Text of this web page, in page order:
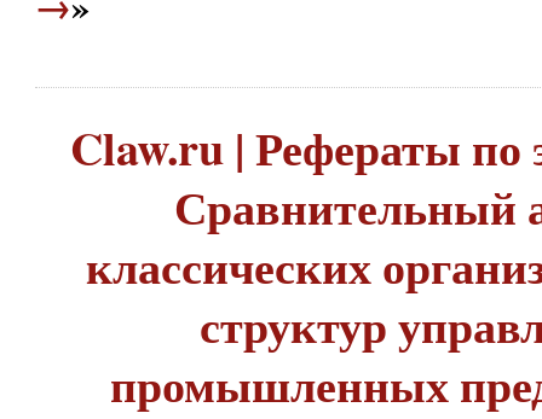
Claw.ru | Рефераты по
Сравнительный
классических
структур
промышленных